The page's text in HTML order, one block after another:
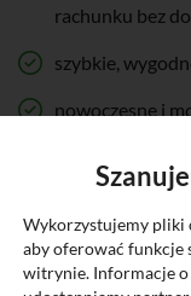
rachunku bez
szybkie,
nowoczesne i
swobodny
wygodne
bezpieczne
Wykorzystujemy pliki
aby oferować funkcje
witrynie. Informacje o